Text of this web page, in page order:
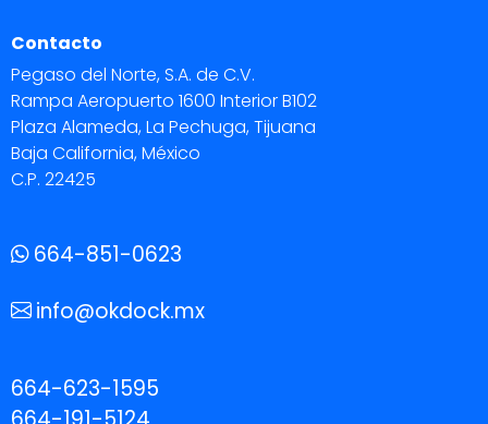
Contacto
Pegaso del Norte, S.A. de C.V.
Rampa Aeropuerto 1600 Interior B102
Plaza Alameda, La Pechuga, Tijuana
Baja California, México
C.P. 22425
664-851-0623
info@okdock.mx
664-623-1595